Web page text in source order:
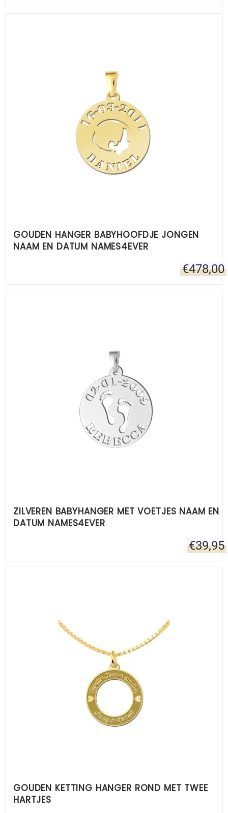
GOUDEN HANGER BABYHOOFDJE JONGEN
NAAM EN DATUM NAMES4EVER
€478,00
ZILVEREN BABYHANGER MET VOETJES NAAM EN
DATUM NAMES4EVER
€39,95
GOUDEN KETTING HANGER ROND MET TWEE
HARTJES